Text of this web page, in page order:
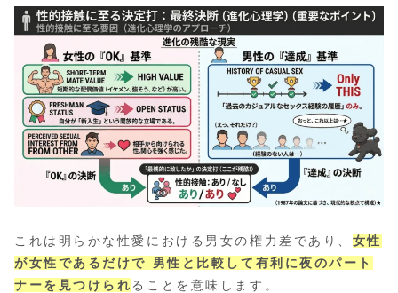
これは明らかな性愛における男女の権力差であり、 女性
が女性であるだけで 男性と比較して有利に夜のパート
ナーを見つけられ ることを意味します。